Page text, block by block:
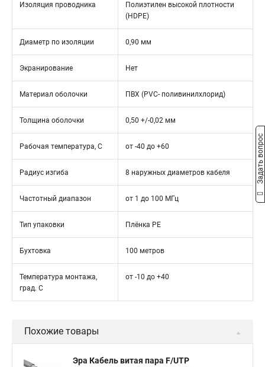
Изоляция проводника
Полиэтилен высокой плотности
(HDPE)
Диаметр по изоляции 0,90 мм
Экранирование Нет
Материал оболочки ПВХ (PVC- поливинилхлорид)
Толщина оболочки 0,50 +/-0,02 мм
Рабочая температура, C от -40 до +60
Радиус изгиба 8 наружных диаметров кабеля
Частотный диапазон от 1 до 100 МГц
Тип упаковки Плёнка PE
Бухтовка 100 метров
Температура монтажа,
град. С
от -10 до +40
Похожие товары
Эра Кабель витая пара F/UTP
Задать вопрос